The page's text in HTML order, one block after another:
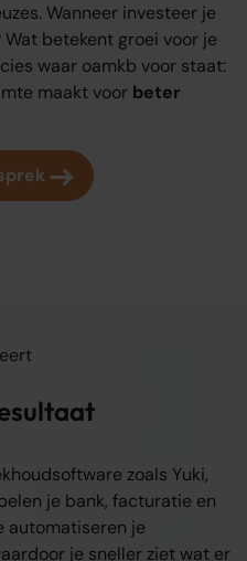
Wanneer investeer je
betekent groei voor je
waar oamkb voor staat:
maakt voor beter
zoals Yuki,
je bank, facturatie en
automatiseren je
je sneller ziet wat er